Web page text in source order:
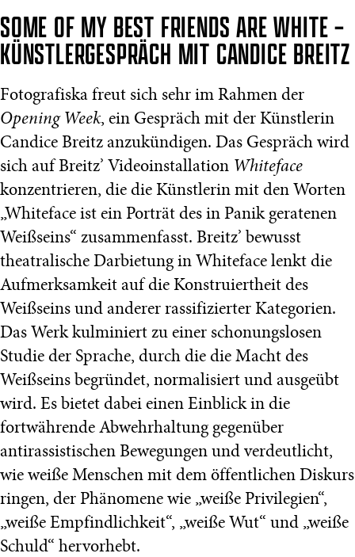
SOME OF MY BEST FRIENDS ARE WHITE –
KÜNSTLERGESPRÄCH MIT CANDICE BREITZ
Fotografiska freut sich sehr im Rahmen der
Opening Week, ein Gespräch mit der Künstlerin
Candice Breitz anzukündigen. Das Gespräch wird
sich auf Breitz’ Videoinstallation Whiteface
konzentrieren, die die Künstlerin mit den Worten
„Whiteface ist ein Porträt des in Panik geratenen
Weißseins“ zusammenfasst. Breitz’ bewusst
theatralische Darbietung in Whiteface lenkt die
Aufmerksamkeit auf die Konstruiertheit des
Weißseins und anderer rassifizierter Kategorien.
Das Werk kulminiert zu einer schonungslosen
Studie der Sprache, durch die die Macht des
Weißseins begründet, normalisiert und ausgeübt
wird. Es bietet dabei einen Einblick in die
fortwährende Abwehrhaltung gegenüber
antirassistischen Bewegungen und verdeutlicht,
wie weiße Menschen mit dem öffentlichen Diskurs
ringen, der Phänomene wie „weiße Privilegien“,
„weiße Empfindlichkeit“, „weiße Wut“ und „weiße
Schuld“ hervorhebt.